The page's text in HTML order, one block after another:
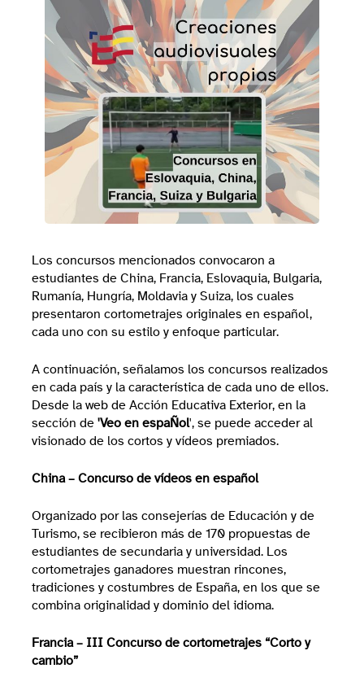
Los concursos mencionados convocaron a
estudiantes de China, Francia, Eslovaquia, Bulgaria,
Rumanía, Hungría, Moldavia y Suiza, los cuales
presentaron cortometrajes originales en español,
cada uno con su estilo y enfoque particular.
A continuación, señalamos los concursos realizados
en cada país y la característica de cada uno de ellos.
Desde la web de Acción Educativa Exterior, en la
sección de 'Veo en espaÑol', se puede acceder al
visionado de los cortos y vídeos premiados.
China – Concurso de vídeos en español
Organizado por las consejerías de Educación y de
Turismo, se recibieron más de 170 propuestas de
estudiantes de secundaria y universidad. Los
cortometrajes ganadores muestran rincones,
tradiciones y costumbres de España, en los que se
combina originalidad y dominio del idioma.
Francia – III Concurso de cortometrajes “Corto y
cambio”